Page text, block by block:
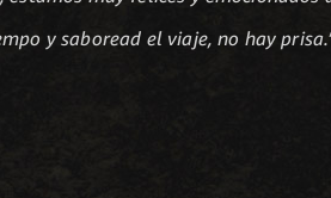
y saboread el viaje, no hay